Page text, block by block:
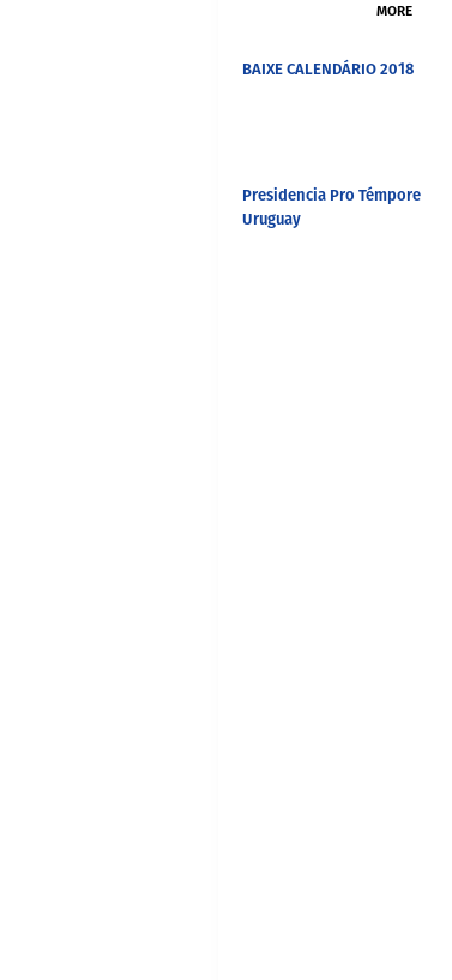
MORE
BAIXE CALENDÁRIO 2018
Presidencia Pro Témpore
Uruguay